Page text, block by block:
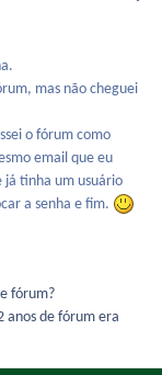
mas não cheguei
o fórum como
email que eu
já tinha um usuário
a senha e fim.
fórum?
anos de fórum era